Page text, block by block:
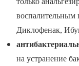
воспалительным
Диклофенак,
на устранение